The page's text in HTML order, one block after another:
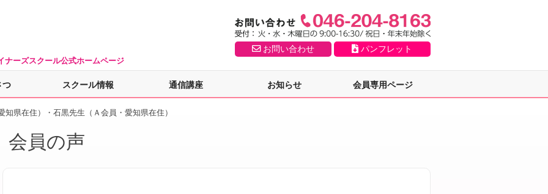
お問い合わせ パンフレット
ナーズスクール公式ホームページ
つ スクール情報 通信講座 お知らせ 会員専用ページ
県在住）・石黒先生（Ａ会員・愛知県在住）
会員の声